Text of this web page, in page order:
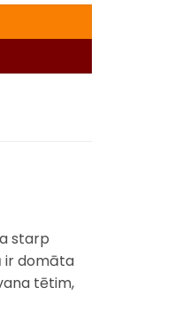
starp
ir domāta
tētim,